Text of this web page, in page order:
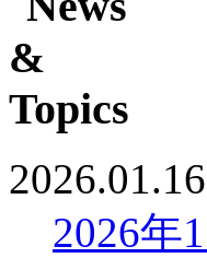
2026.01.16
2026